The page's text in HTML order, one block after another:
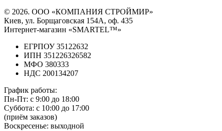
© 2026. ООО «КОМПАНИЯ СТРОЙМИР»
Киев, ул. Борщаговская 154А, оф. 435
Интернет-магазин «SMARTEL™»
ЕГРПОУ 35122632
ИПН 351226326582
МФО 380333
НДС 200134207
График работы:
Пн-Пт: с 9:00 до 18:00
Суббота: с 10:00 до 17:00
(приём заказов)
Воскресенье: выходной